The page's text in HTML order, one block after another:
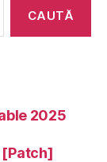
2025
[Patch]